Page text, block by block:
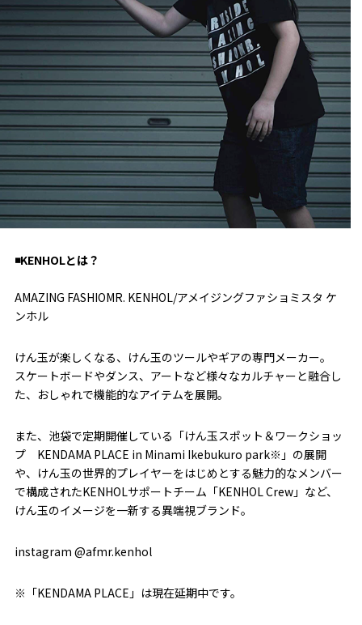
◾️KENHOLとは？
AMAZING FASHIOMR. KENHOL/アメイジングファショミスタ ケ
ンホル
けん玉が楽しくなる、けん玉のツールやギアの専門メーカー。
スケートボードやダンス、アートなど様々なカルチャーと融合し
た、おしゃれで機能的なアイテムを展開。
また、池袋で定期開催している「けん玉スポット＆ワークショッ
プ KENDAMA PLACE in Minami Ikebukuro park※」の展開
や、けん玉の世界的プレイヤーをはじめとする魅力的なメンバー
で構成されたKENHOLサポートチーム「KENHOL Crew」など、
けん玉のイメージを一新する異端視ブランド。
instagram @afmr.kenhol
※「KENDAMA PLACE」は現在延期中です。